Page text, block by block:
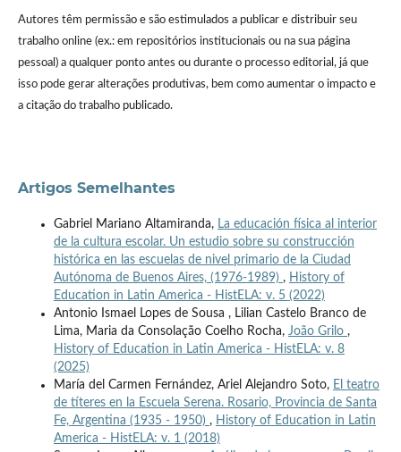
Autores têm permissão e são estimulados a publicar e distribuir seu
trabalho online (ex.: em repositórios institucionais ou na sua página
pessoal) a qualquer ponto antes ou durante o processo editorial, já que
isso pode gerar alterações produtivas, bem como aumentar o impacto e
a citação do trabalho publicado.
Artigos Semelhantes
Gabriel Mariano Altamiranda, La educación física al interior
de la cultura escolar. Un estudio sobre su construcción
histórica en las escuelas de nivel primario de la Ciudad
Autónoma de Buenos Aires, (1976-1989) , History of
Education in Latin America - HistELA: v. 5 (2022)
Antonio Ismael Lopes de Sousa , Lilian Castelo Branco de
Lima, Maria da Consolação Coelho Rocha, João Grilo ,
History of Education in Latin America - HistELA: v. 8
(2025)
María del Carmen Fernández, Ariel Alejandro Soto, El teatro
de títeres en la Escuela Serena. Rosario, Provincia de Santa
Fe, Argentina (1935 - 1950) , History of Education in Latin
America - HistELA: v. 1 (2018)